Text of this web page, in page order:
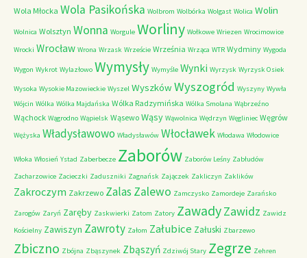
Wola Młocka Wola Pasikońska Wolbrom Wolbórka Wolgast Wolica Wolin
Wolnica Wolsztyn Wonna Worgule Worliny Wołkowe Wriezen Wrocimowice
Wrocki Wrocław Wrona Wrzask Wrzeście Września Wrząca WTR Wydminy Wygoda
Wygon Wykrot Wylazłowo Wymysły Wymyśle Wynki Wyrzysk Wyrzysk Osiek
Wysoka Wysokie Mazowieckie Wyszel WyszkówWyszogród Wyszyny Wywła
Wójcin Wólka Wólka Majdańska Wólka Radzymińska Wólka Smolana Wąbrzeźno
Wąchock Wągrodno Wąpielsk Wąsewo Wąsy Wąwolnica Wędrzyn Węgliniec Węgrów
Wężyska Władysławowo Władysławów Włocławek Włodawa Włodowice
Włoka Włosień Ystad Zaberbecze Zaborów Zaborów Leśny Zabłudów
Zacharzowice Zacieczki Zaduszniki Zagnańsk Zajączek Zakliczyn Zaklików
Zakroczym Zakrzewo ZalasZalewo Zamczysko Zamordeje Zarańsko
Zarogów Zaryń Zaręby Zaskwierki Zatom Zatory ZawadyZawidz Zawidz
Kościelny Zawiszyn Zawroty Załom Załubice Załuski Zbarzewo
Zbiczno Zbójna Zbąszynek Zbąszyń Zdziwój Stary Zegrze Zehren